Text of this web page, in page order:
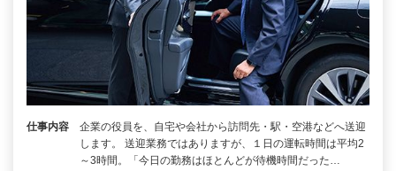
仕事内容
企業の役員を、自宅や会社から訪問先・駅・空港などへ送迎
します。 送迎業務ではありますが、１日の運転時間は平均2
～3時間。「今日の勤務はほとんどが待機時間だった…